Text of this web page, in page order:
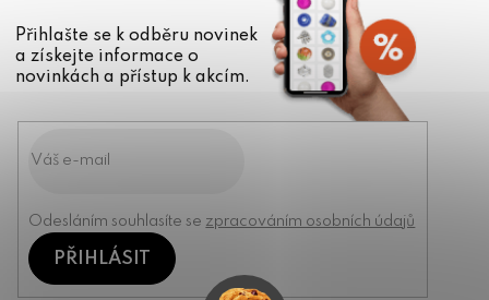
Přihlašte se k odběru novinek
a získejte informace o
novinkách a přístup k akcím.
Odesláním souhlasíte se zpracováním osobních údajů
PŘIHLÁSIT